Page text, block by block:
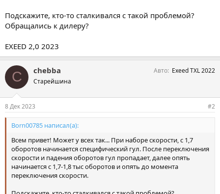
Подскажите, кто-то сталкивался с такой проблемой?
Обращались к дилеру?
EXEED 2,0 2023
C chebba
Старейшина
Авто Exeed TXL 2022
8 Дек 2023 #2
Born00785 написал(а):
Всем привет! Может у всех так... При наборе скорости, с 1,7
оборотов начинается специфический гул. После переключения
скорости и падения оборотов гул пропадает, далее опять
начинается с 1,7-1,8 тыс оборотов и опять до момента
переключения скорости.